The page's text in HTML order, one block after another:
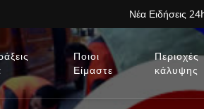
Νέα Ειδήσεις
Ποιοι
Είμαστε
Περιοχές
κάλυψης